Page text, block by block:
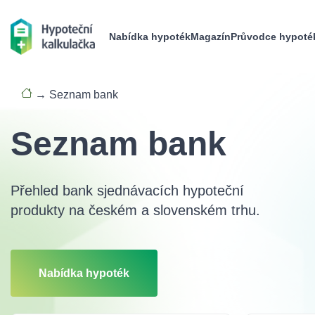
Nabídka hypotékMagazínPrůvodce
→ Seznam bank
Seznam bank
Přehled bank sjednávacích hypoteční
produkty na českém a slovenském trhu.
Nabídka hypoték